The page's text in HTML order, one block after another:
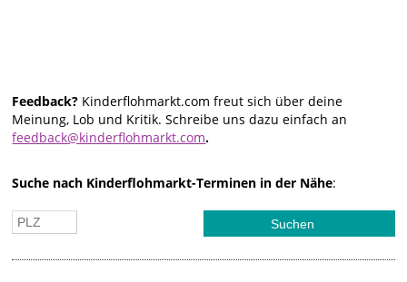
Feedback? Kinderflohmarkt.com freut sich über deine
Meinung, Lob und Kritik. Schreibe uns dazu einfach an
feedback@kinderflohmarkt.com.
Suche nach Kinderflohmarkt-Terminen in der Nähe: